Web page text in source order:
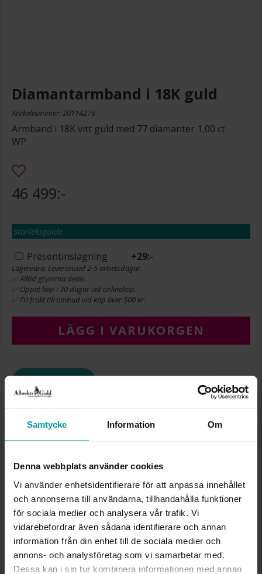
Samtycke Information Om
Denna webbplats använder cookies
Vi använder enhetsidentifierare för att anpassa innehållet
och annonserna till användarna, tillhandahålla funktioner
för sociala medier och analysera vår trafik. Vi
vidarebefordrar även sådana identifierare och annan
information från din enhet till de sociala medier och
annons- och analysföretag som vi samarbetar med.
Dessa kan i sin tur kombinera informationen med annan
Diamantarmband i 18K guld
Artikelnummer: 20114276
Armband i 18K vitt guld med 77 diamanter 1,00 ct
WP
46 499:-
Storleksguide
Presentinslagning +29:-
Lagervara. Leveranstid 2-5 arbetsdagar.
✅ Alltid grymma deals.
✅ Öppet köp i 30 dagar vid onlineköp.
✅ Fri frakt till ombud vid köp över 500 kr.
LÄGG I VARUKORGEN
HÖJD CA (MM)
2,52
MATERIAL
Vitt guld
STEN/PÄRLA
Diamant
ANTAL DIAMANTER
77
DIAMANTSLIPNING
Briljant
DIAMANTFÄRG
Wesselton (H)
DIAMANTKLARHET
P
VIKT CA (GRAM)
10,00
TOTAL CARAT
1,00